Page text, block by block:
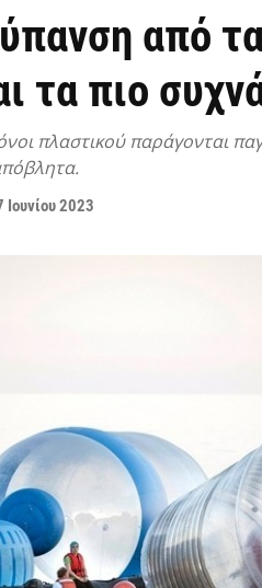
από
τα πιο
πλαστικού παράγονται
Ιουνίου 2023